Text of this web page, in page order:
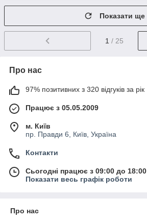
Показати ще
1 / 25
Про нас
97% позитивних з 320 відгуків за рік
Працює з 05.05.2009
м. Київ
пр. Правди 6, Київ, Україна
Контакти
Сьогодні працює з 09:00 до 18:00
Показати весь графік роботи
Про нас